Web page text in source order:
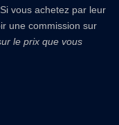
vous achetez par leur
une commission sur
le prix que vous